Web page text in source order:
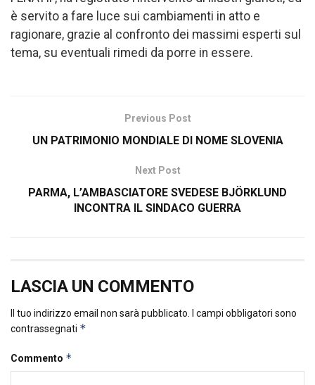
è servito a fare luce sui cambiamenti in atto e
ragionare, grazie al confronto dei massimi esperti sul
tema, su eventuali rimedi da porre in essere.
Previous Post
UN PATRIMONIO MONDIALE DI NOME SLOVENIA
Next Post
PARMA, L’AMBASCIATORE SVEDESE BJÖRKLUND
INCONTRA IL SINDACO GUERRA
LASCIA UN COMMENTO
Il tuo indirizzo email non sarà pubblicato.
I campi obbligatori sono
contrassegnati *
Commento *